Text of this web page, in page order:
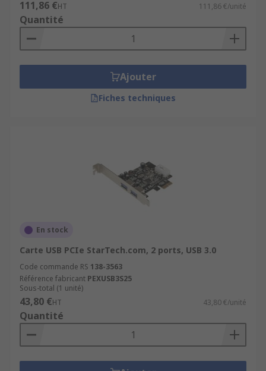
111,86 €HT 111,86 €/unité
Quantité
Ajouter
Fiches techniques
En stock
Carte USB PCIe StarTech.com, 2 ports, USB 3.0
Code commande RS 138-3563
Référence fabricant PEXUSB3S25
Sous-total (1 unité)
43,80 €HT 43,80 €/unité
Quantité